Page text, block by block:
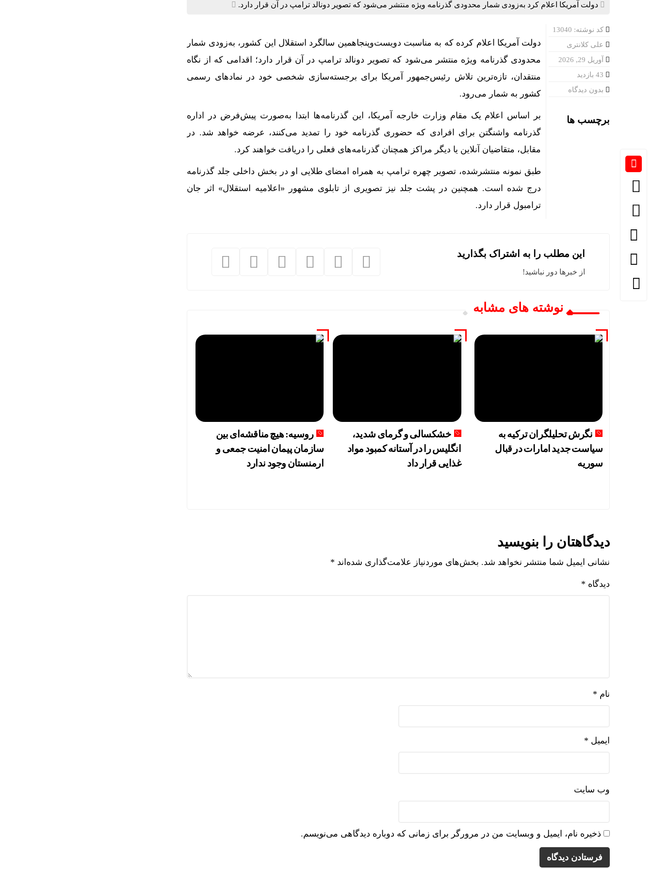
روسیه: هیچ مناقشه‌ای بین سازمان پیمان امنیت جمعی و ارمنستان وجود ندارد
انتقاد تند شیخ عیسی قاسم از حقارت اعراب مقابل استکبار آمریکایی-صهیونی
دولت آمریکا اعلام کرد به‌زودی شمار محدودی گذرنامه ویژه منتشر می‌شود که تصویر دونالد ترامپ در آن قرار دارد.
کد نوشته: 13040
علی کلانتری
آوریل 29, 2026
بدون دیدگاه
برچسب ها
دولت آمریکا اعلام کرده که به مناسبت دویست‌وپنجاهمین سالگرد استقلال این کشور، به‌زودی شمار
محدودی گذرنامه ویژه منتشر می‌شود که تصویر دونالد ترامپ در آن قرار دارد؛ اقدامی که از نگاه
منتقدان، تازه‌ترین تلاش رئیس‌جمهور آمریکا برای برجسته‌سازی شخصی خود در نمادهای رسمی
کشور به شمار می‌رود.
بر اساس اعلام یک مقام وزارت خارجه آمریکا، این گذرنامه‌ها ابتدا به‌صورت پیش‌فرض در اداره
گذرنامه واشنگتن برای افرادی که حضوری گذرنامه خود را تمدید می‌کنند، عرضه خواهد شد. در
مقابل، متقاضیان آنلاین یا دیگر مراکز همچنان گذرنامه‌های فعلی را دریافت خواهند کرد.
طبق نمونه منتشرشده، تصویر چهره ترامپ به همراه امضای طلایی او در بخش داخلی جلد گذرنامه
درج شده است. همچنین در پشت جلد نیز تصویری از تابلوی مشهور «اعلامیه استقلال» اثر جان
ترامبول قرار دارد.
این مطلب را به اشتراک بگذارید
از خبرها دور نباشید!
نوشته های مشابه
نگرش تحلیلگران ترکیه به
سیاست جدید امارات در قبال
سوریه
خشکسالی و گرمای شدید،
انگلیس را در آستانه کمبود مواد
غذایی قرار داد
روسیه: هیچ مناقشه‌ای بین
سازمان پیمان امنیت جمعی و
ارمنستان وجود ندارد
دیدگاهتان را بنویسید
نشانی ایمیل شما منتشر نخواهد شد. بخش‌های موردنیاز علامت‌گذاری شده‌اند *
دیدگاه *
نام *
ایمیل *
وب‌ سایت
ذخیره نام، ایمیل و وبسایت من در مرورگر برای زمانی که دوباره دیدگاهی می‌نویسم.